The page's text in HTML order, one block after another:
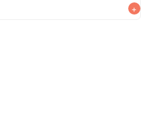
+
し上がりいただくことをお